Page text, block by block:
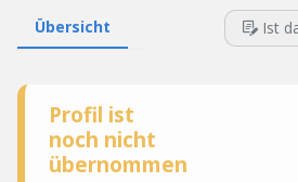
Übersicht Ist
Profil ist
noch nicht
übernommen